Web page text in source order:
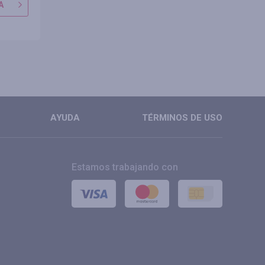
AYUDA TÉRMINOS DE USO
Estamos trabajando con